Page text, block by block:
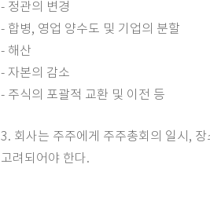
- 정관의 변경
- 합병, 영업 양수도 및 기업의 분할
- 해산
- 자본의 감소
- 주식의 포괄적 교환 및 이전 등
3. 회사는 주주에게 주주총회의 일시,
고려되어야 한다.